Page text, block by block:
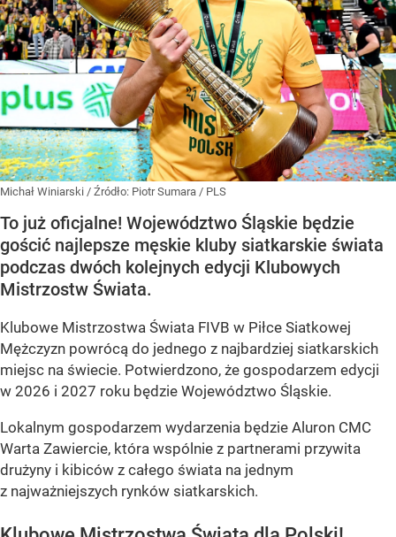
Michał Winiarski / Źródło: Piotr Sumara / PLS
To już oficjalne! Województwo Śląskie będzie
gościć najlepsze męskie kluby siatkarskie świata
podczas dwóch kolejnych edycji Klubowych
Mistrzostw Świata.
Klubowe Mistrzostwa Świata FIVB w Piłce Siatkowej
Mężczyzn powrócą do jednego z najbardziej siatkarskich
miejsc na świecie. Potwierdzono, że gospodarzem edycji
w 2026 i 2027 roku będzie Województwo Śląskie.
Lokalnym gospodarzem wydarzenia będzie Aluron CMC
Warta Zawiercie, która wspólnie z partnerami przywita
drużyny i kibiców z całego świata na jednym
z najważniejszych rynków siatkarskich.